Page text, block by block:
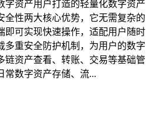
字资产用户打造的轻量化数字资产
全性两大核心优势，它无需复杂的
即可实现快速操作，适配用户随时
多重安全防护机制，为用户的数字
链资产查看、转账、交易等基础管
常数字资产存储、流...